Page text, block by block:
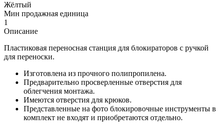
Жёлтый
Мин продажная единица
1
Описание
Пластиковая переносная станция для блокираторов с ручкой
для переноски.
Изготовлена из прочного полипропилена.
Предварительно просверленные отверстия для
облегчения монтажа.
Имеются отверстия для крюков.
Представленные на фото блокировочные инструменты в
комплект не входят и приобретаются отдельно.